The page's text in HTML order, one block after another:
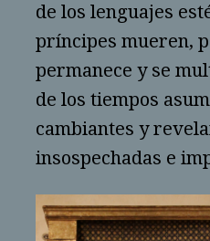
de los lenguajes
príncipes mueren,
permanece y se
de los tiempos
cambiantes y
insospechadas e